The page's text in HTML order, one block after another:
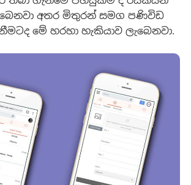
අතර මිතුරන් සමග පණිවිඩ
මේ හරහා හැකියාව ලැබෙනවා.